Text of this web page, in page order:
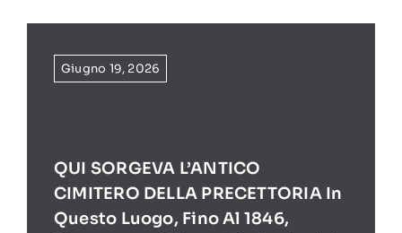
Giugno 19, 2026
QUI SORGEVA L’ANTICO
CIMITERO DELLA PRECETTORIA In
Questo Luogo, Fino Al 1846,